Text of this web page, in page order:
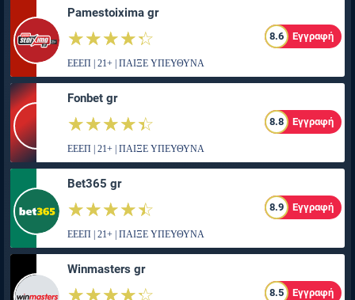
Pamestoixima gr
☆☆☆☆☆
★★★★★ 8.6 Εγγραφή
ΕΕΕΠ | 21+ | ΠΑΙΞΕ ΥΠΕΥΘΥΝΑ
Fonbet gr
☆☆☆☆☆
★★★★★ 8.8 Εγγραφή
ΕΕΕΠ | 21+ | ΠΑΙΞΕ ΥΠΕΥΘΥΝΑ
Bet365 gr
☆☆☆☆☆
★★★★★ 8.9 Εγγραφή
ΕΕΕΠ | 21+ | ΠΑΙΞΕ ΥΠΕΥΘΥΝΑ
Winmasters gr
☆☆☆☆☆
★★★★★ 8.5 Εγγραφή